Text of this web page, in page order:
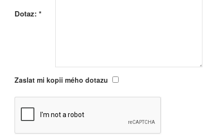
Dotaz: *
Zaslat mi kopii mého dotazu